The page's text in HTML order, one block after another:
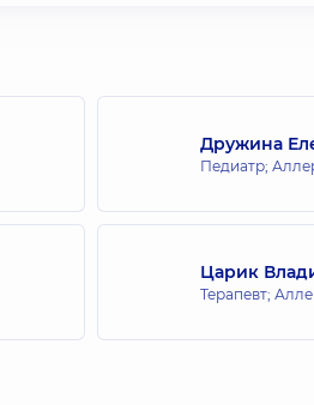
Дружина
Педиатр;
Царик
Терапевт;